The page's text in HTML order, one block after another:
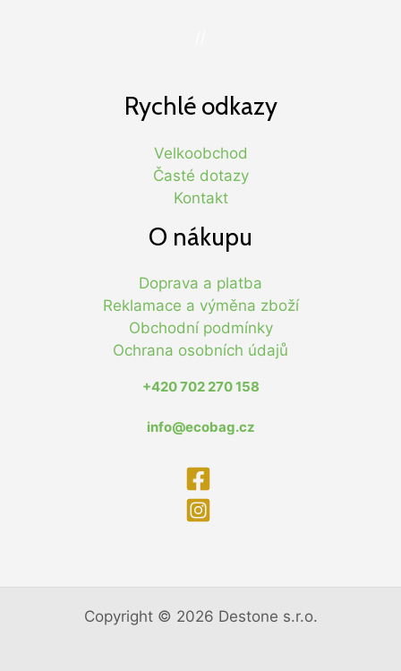
Rychlé odkazy
Velkoobchod
Časté dotazy
Kontakt
O nákupu
Doprava a platba
Reklamace a výměna zboží
Obchodní podmínky
Ochrana osobních údajů
+420 702 270 158
info@ecobag.cz
Copyright © 2026 Destone s.r.o.